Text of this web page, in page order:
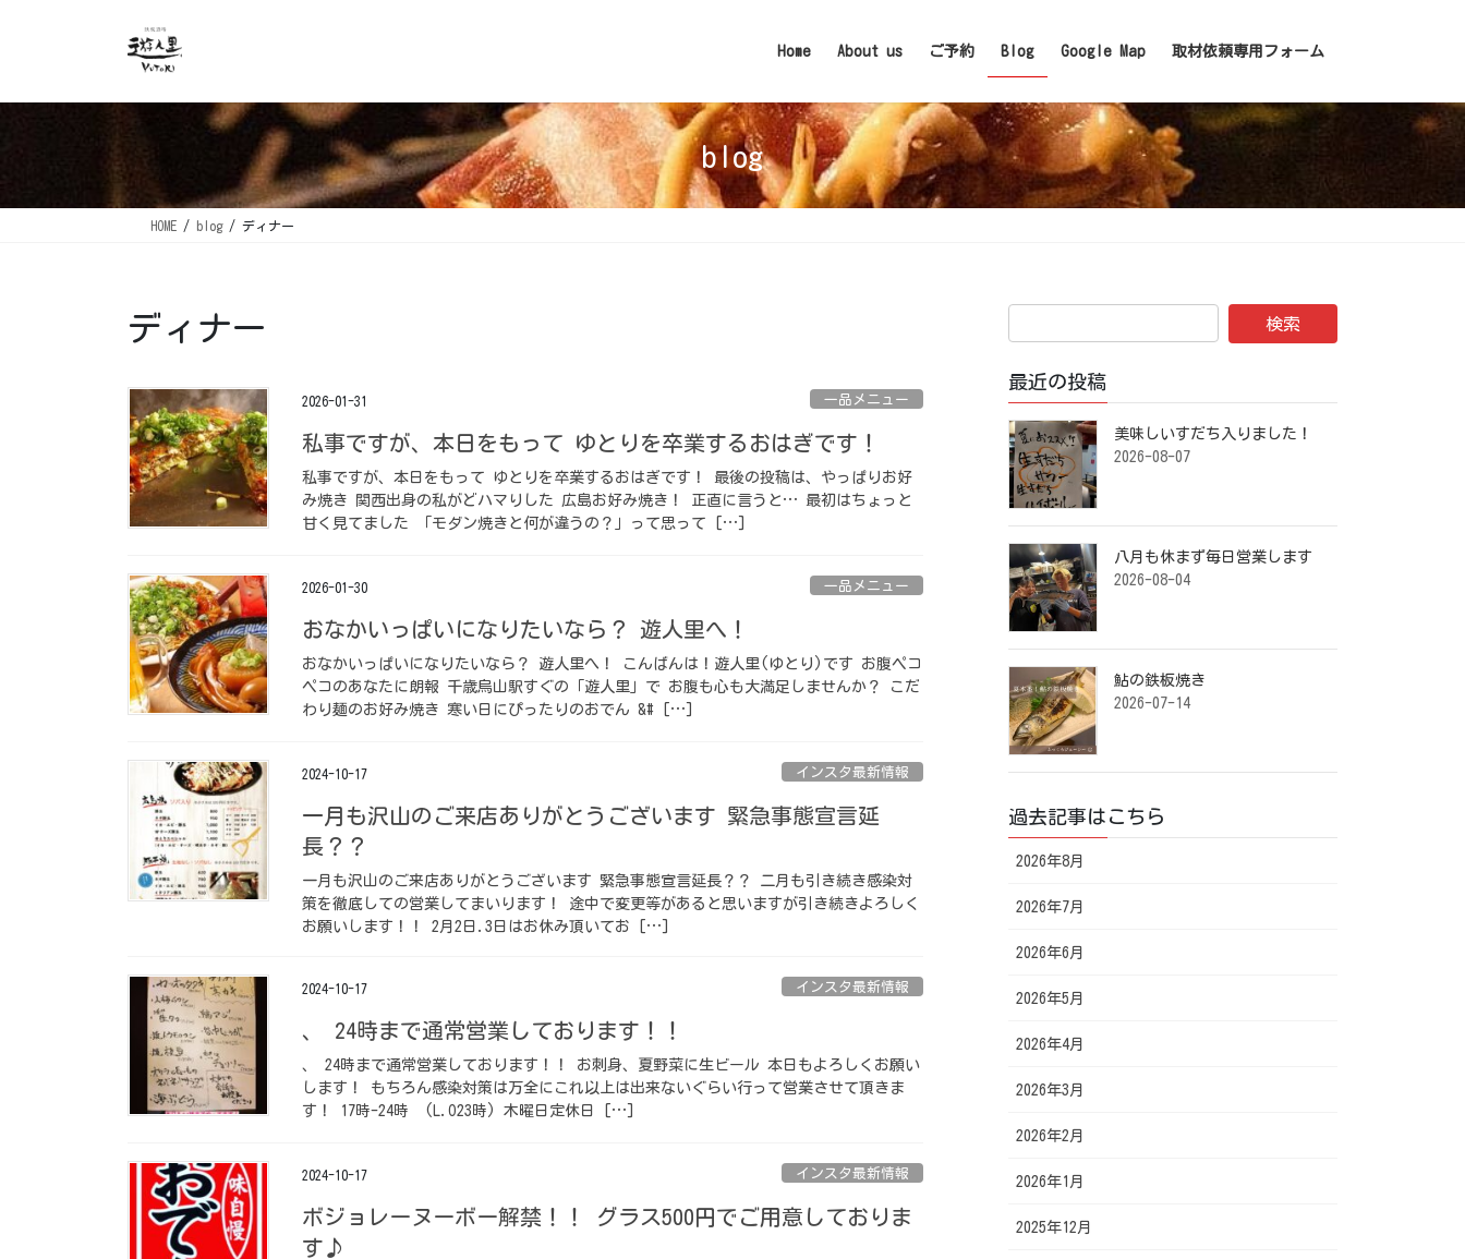
Home About us ご予約 Blog Google Map 取材依頼専用フォーム
blog
HOME blog ディナー
ディナー
2026-01-31 一品メニュー
私事ですが、本日をもって ゆとりを卒業するおはぎです！
私事ですが、本日をもって ゆとりを卒業するおはぎです！ 最後の投稿は、やっぱりお好
み焼き 関西出身の私がどハマりした 広島お好み焼き！ 正直に言うと… 最初はちょっと
甘く見てました 「モダン焼きと何が違うの？」って思って […]
2026-01-30 一品メニュー
おなかいっぱいになりたいなら？ 遊人里へ！
おなかいっぱいになりたいなら？ 遊人里へ！ こんばんは！遊人里(ゆとり)です お腹ペコ
ペコのあなたに朗報 千歳烏山駅すぐの「遊人里」で お腹も心も大満足しませんか？ こだ
わり麺のお好み焼き 寒い日にぴったりのおでん &# […]
2024-10-17 インスタ最新情報
一月も沢山のご来店ありがとうございます 緊急事態宣言延
長？？
一月も沢山のご来店ありがとうございます 緊急事態宣言延長？？ 二月も引き続き感染対
策を徹底しての営業してまいります！ 途中で変更等があると思いますが引き続きよろしく
お願いします！！ 2月2日.3日はお休み頂いてお […]
2024-10-17 インスタ最新情報
、 24時まで通常営業しております！！
、 24時まで通常営業しております！！ お刺身、夏野菜に生ビール 本日もよろしくお願い
します！ もちろん感染対策は万全にこれ以上は出来ないぐらい行って営業させて頂きま
す！ 17時-24時 (L.O23時) 木曜日定休日 […]
2024-10-17 インスタ最新情報
ボジョレーヌーボー解禁！！ グラス500円でご用意しておりま
す♪
最近の投稿
美味しいすだち入りました！ ⁡
2026-08-07
八月も休まず毎日営業します️ ⁡
2026-08-04
鮎の鉄板焼き ⁡
2026-07-14
過去記事はこちら
2026年8月
2026年7月
2026年6月
2026年5月
2026年4月
2026年3月
2026年2月
2026年1月
2025年12月